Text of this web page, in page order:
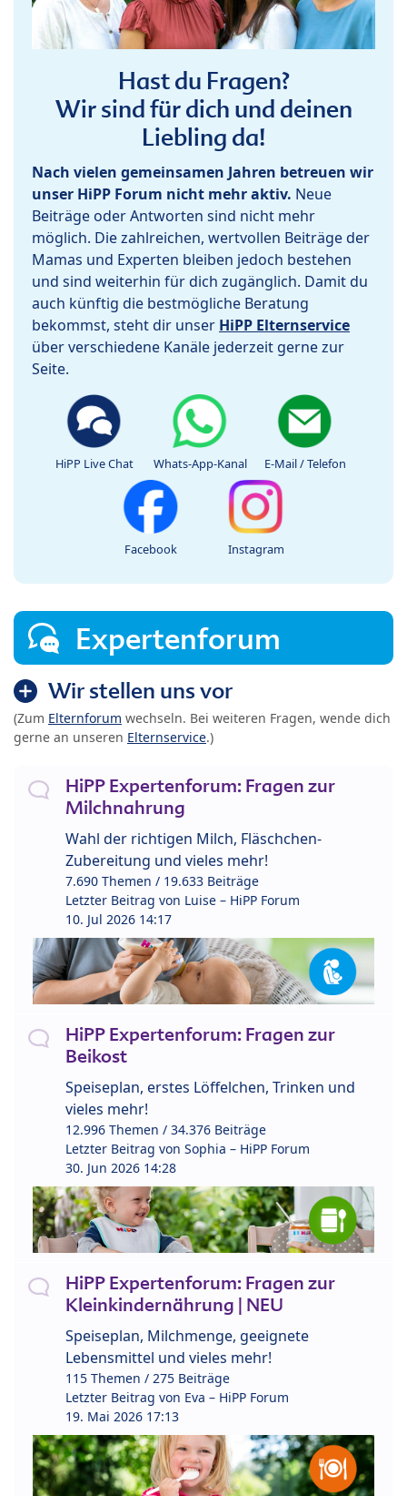
Hast du Fragen?
Wir sind für dich und deinen
Liebling da!
Nach vielen gemeinsamen Jahren betreuen wir
unser HiPP Forum nicht mehr aktiv. Neue
Beiträge oder Antworten sind nicht mehr
möglich. Die zahlreichen, wertvollen Beiträge der
Mamas und Experten bleiben jedoch bestehen
und sind weiterhin für dich zugänglich. Damit du
auch künftig die bestmögliche Beratung
bekommst, steht dir unser HiPP Elternservice
über verschiedene Kanäle jederzeit gerne zur
Seite.
HiPP Live Chat Whats-App-Kanal E-Mail / Telefon
Facebook Instagram
Expertenforum
Wir stellen uns vor
(Zum Elternforum wechseln. Bei weiteren Fragen, wende dich
gerne an unseren Elternservice.)
HiPP Expertenforum: Fragen zur
Milchnahrung
Wahl der richtigen Milch, Fläschchen-
Zubereitung und vieles mehr!
7.690 Themen / 19.633 Beiträge
Letzter Beitrag von Luise – HiPP Forum
10. Jul 2026 14:17
HiPP Expertenforum: Fragen zur
Beikost
Speiseplan, erstes Löffelchen, Trinken und
vieles mehr!
12.996 Themen / 34.376 Beiträge
Letzter Beitrag von Sophia – HiPP Forum
30. Jun 2026 14:28
HiPP Expertenforum: Fragen zur
Kleinkindernährung | NEU
Speiseplan, Milchmenge, geeignete
Lebensmittel und vieles mehr!
115 Themen / 275 Beiträge
Letzter Beitrag von Eva – HiPP Forum
19. Mai 2026 17:13